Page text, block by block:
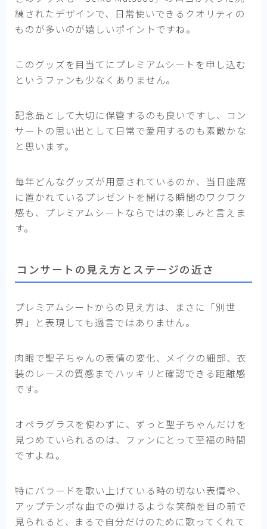
練されたデザインで、日常使いできるクオリティの
ものが多いのが嬉しいポイントですね。
このグッズを目当てにプレミアムシートを申し込む
というファンも少なくありません。
記念品として大切に保管するのも良いですし、コン
サートの思い出として日常で愛用するのも素敵かな
と思います。
毎年どんなグッズが用意されているのか、当日座席
に置かれているプレゼントを開ける瞬間のワクワク
感も、プレミアムシートならではの楽しみと言えま
す。
コンサートの見え方とステージの近さ
プレミアムシートからの見え方は、まさに「別世
界」と表現しても過言ではありません。
肉眼で聖子ちゃんの表情の変化、メイクの細部、衣
装のレースの質感までハッキリと確認できる距離感
です。
オペラグラスを使わずに、ずっと聖子ちゃんだけを
見つめていられるのは、ファンにとって至福の時間
ですよね。
特にバラードを歌い上げている時の切ない表情や、
アップテンポな曲での弾けるような笑顔を目の前で
見られると、まるで自分だけのために歌ってくれて